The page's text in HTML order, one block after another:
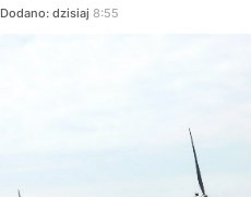
Dodano: dzisiaj 8:55